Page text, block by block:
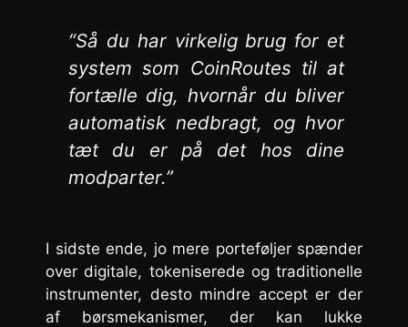
“Så du har virkelig brug for et
system som CoinRoutes til at
fortælle dig, hvornår du bliver
automatisk nedbragt, og hvor
tæt du er på det hos dine
modparter.”
I sidste ende, jo mere porteføljer spænder
over digitale, tokeniserede og traditionelle
instrumenter, desto mindre accept er der
af børsmekanismer, der kan lukke